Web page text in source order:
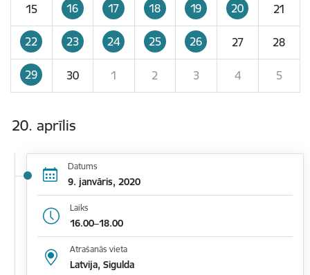
15 16 17 18 19 20 21
22 23 24 25 26 27 28
29 30 1 2 3 4 5
20. aprīlis
Datums
9. janvāris, 2020
Laiks
16.00–18.00
Atrašanās vieta
Latvija, Sigulda